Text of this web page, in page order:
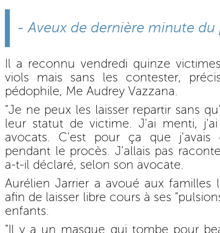
- Aveux de dernière minute
Il a reconnu vendredi quinze
viols mais sans les contester,
pédophile, Me Audrey Vazzana.
"Je ne peux les laisser repartir sans
leur statut de victime. J'ai menti,
avocats. C'est pour ça que
pendant le procès. J'allais pas
a-t-il déclaré, selon son avocate.
Aurélien Jarrier a avoué aux familles
afin de laisser libre cours à ses
enfants.
"Il y a un masque qui tombe pour